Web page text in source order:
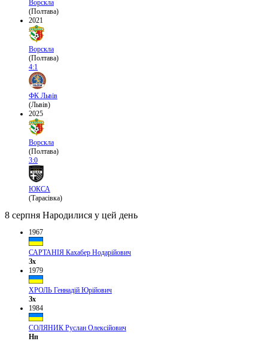
Ворскла
(Полтава)
2021
Ворскла
(Полтава)
4:1
ФК Львів
(Львів)
2025
Ворскла
(Полтава)
3:0
ЮКСА
(Тарасівка)
8 серпня Народилися у цей день
1967
САРТАНІЯ Кахабер Нодарійович
Зх
1979
ХРОЛЬ Геннадій Юрійович
Зх
1984
СОЛЯНИК Руслан Олексійович
Нп